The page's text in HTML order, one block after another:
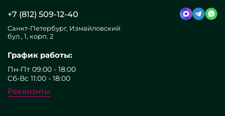
+7 (812) 509-12-40
Санкт-Петербург, Измайловский
бул., 1, корп. 2
График работы:
Пн-Пт 09:00 - 18:00
Сб-Вс 11:00 - 18:00
Реквизиты